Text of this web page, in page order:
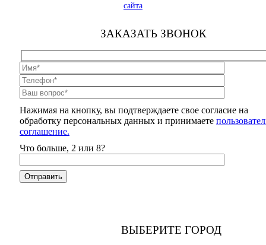
сайта
ЗАКАЗАТЬ ЗВОНОК
Нажимая на кнопку, вы подтверждаете свое согласие на
обработку персональных данных и принимаете
соглашение.
Что больше, 2 или 8?
ВЫБЕРИТЕ ГОРОД